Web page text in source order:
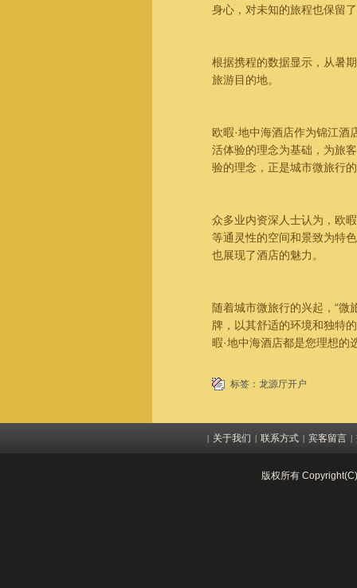
身心，对未知的旅程也保留
根据携程的数据显示，从暑
旅游目的地。
欧暇·地中海酒店作为锦江酒
活体验的理念为基础，为旅
验的理念，正是城市微旅行
众多业内资深人士认为，欧
等通灵性的空间和景致为特
也展现了酒店的魅力。
随着城市微旅行的兴起，“微
牌，以其舒适的环境和独特
暇·地中海酒店都是您理想的
标签： 龙源厅开户
| 关于我们 | 联系方式 | 宾客留言 |
版权所有